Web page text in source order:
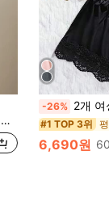
-26% 2개 여성 섹시 레이스
#1 TOP 3위
6,690원